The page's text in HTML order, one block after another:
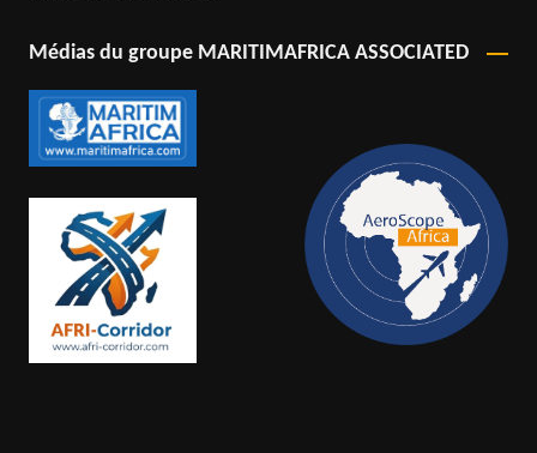
Médias du groupe MARITIMAFRICA ASSOCIATED